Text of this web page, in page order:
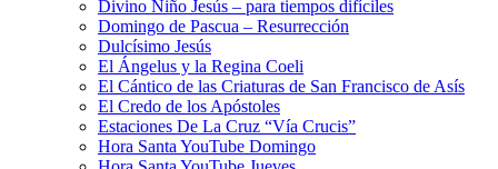
Divino Niño Jesús – para tiempos difíciles
Domingo de Pascua – Resurrección
Dulcísimo Jesús
El Ángelus y la Regina Coeli
El Cántico de las Criaturas de San Francisco de Asís
El Credo de los Apóstoles
Estaciones De La Cruz “Vía Crucis”
Hora Santa YouTube Domingo